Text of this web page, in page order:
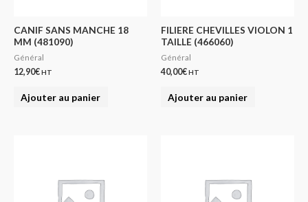
CANIF SANS MANCHE 18
MM (481090)
Général
12,90€HT
Ajouter au panier
FILIERE CHEVILLES VIOLON 1
TAILLE (466060)
Général
40,00€HT
Ajouter au panier